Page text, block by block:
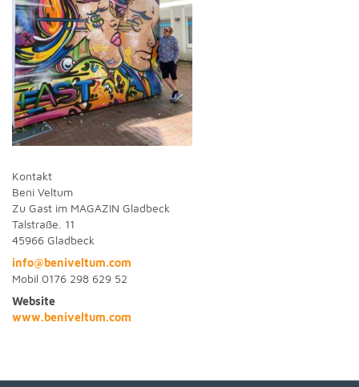
Kontakt
Beni Veltum
Zu Gast im MAGAZIN Gladbeck
Talstraße. 11
45966 Gladbeck
info@beniveltum.com
Mobil 0176 298 629 52
Website
www.beniveltum.com